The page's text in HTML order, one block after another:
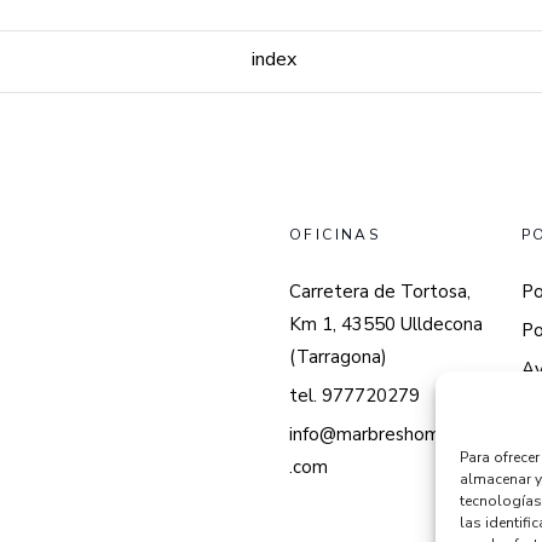
Para
almacenar
las
index
OFICINAS
Carretera de Tortosa,
Km 1, 43550 Ulldecona
(Tarragona)
tel. 977720279
info@marbreshomedes
.com